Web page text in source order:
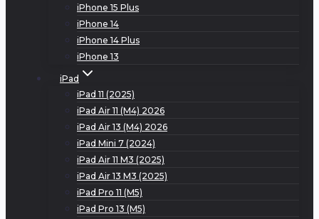
iPhone 15 Plus
iPhone 14
iPhone 14 Plus
iPhone 13
iPad
iPad 11 (2025)
iPad Air 11 (M4) 2026
iPad Air 13 (M4) 2026
iPad Mini 7 (2024)
iPad Air 11 M3 (2025)
iPad Air 13 M3 (2025)
iPad Pro 11 (M5)
iPad Pro 13 (M5)